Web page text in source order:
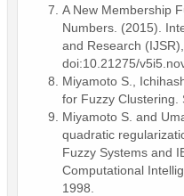
A New Membership
Numbers. (2015).
and Research
doi:10.21275/
Miyamoto S.,
for Fuzzy Clustering.
Miyamoto S. and
quadratic
Fuzzy Systems and
Computational
1998.